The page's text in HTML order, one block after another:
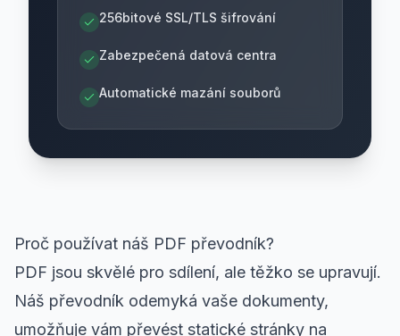
256bitové SSL/TLS šifrování
Zabezpečená datová centra
Automatické mazání souborů
Proč používat náš PDF převodník?
PDF jsou skvělé pro sdílení, ale těžko se upravují.
Náš převodník odemyká vaše dokumenty,
umožňuje vám převést statické stránky na